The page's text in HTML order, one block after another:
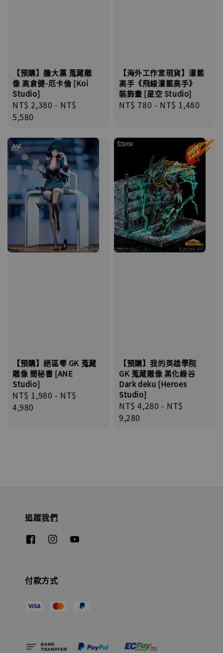
【預購】膽大黨 蒐藏雕
像 高倉健-厄卡倫 [Koi
Studio]
Regular
price
NT$ 2,380 - NT$
5,580
【海外工作室現貨】灌籃
高手《飛線灌籃高手》
裝飾畫 [星空 Studio]
Regular
NT$ 780 - NT$ 1,480
【預購】絕區零 GK 蒐藏
雕像 簡秘書 [ANE
Studio]
Regular
price
NT$ 1,980 - NT$
4,980
【預購】我的英雄學院
GK 蒐藏雕像 黑化綠谷
Dark deku [Heroes
Studio]
Regular
price
NT$ 4,280 - NT$
9,280
追蹤我們
付款方式